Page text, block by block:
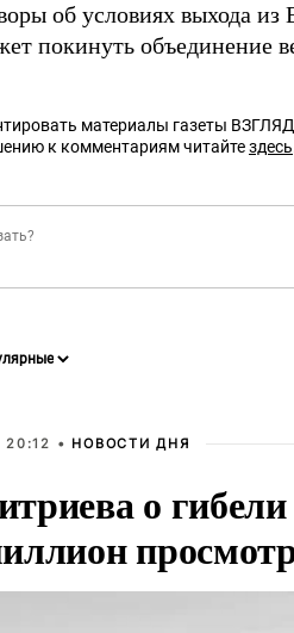
об условиях выхода из
покинуть объединение
материалы газеты
к комментариям читайтездесь
• НОВОСТИ ДНЯ
о